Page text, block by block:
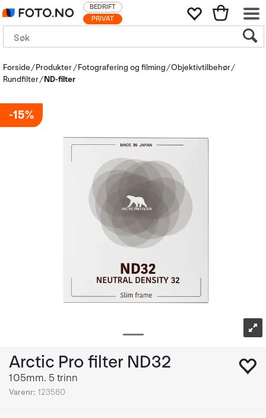
PRIVAT
BEDRIFT
Forside Produkter Fotografering og filming Objektivtilbehør
Rundfilter ND-filter
15%
Arctic Pro filter ND32
105mm. 5 trinn
Varenr: 123580